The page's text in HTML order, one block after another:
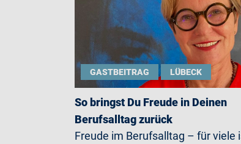
GASTBEITRAG LÜBECK
So bringst Du Freude in Deinen
Berufsalltag zurück
Freude im Berufsalltag – für viele